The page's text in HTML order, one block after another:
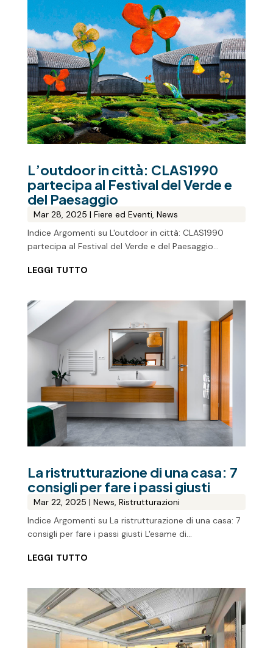
L’outdoor in città: CLAS1990
partecipa al Festival del Verde e
del Paesaggio
Mar 28, 2025 | Fiere ed Eventi, News
Indice Argomenti su L'outdoor in città: CLAS1990
partecipa al Festival del Verde e del Paesaggio...
leggi tutto
La ristrutturazione di una casa: 7
consigli per fare i passi giusti
Mar 22, 2025 | News, Ristrutturazioni
Indice Argomenti su La ristrutturazione di una casa: 7
consigli per fare i passi giusti L'esame di...
leggi tutto